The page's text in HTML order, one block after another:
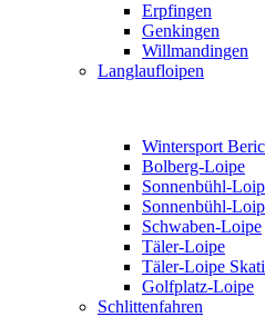
Erpfingen
Genkingen
Willmandingen
Langlaufloipen
Wintersport
Bolberg-Loipe
Sonnenbühl-
Sonnenbühl-
Schwaben-Loipe
Täler-Loipe
Täler-Loipe
Golfplatz-Loipe
Schlittenfahren